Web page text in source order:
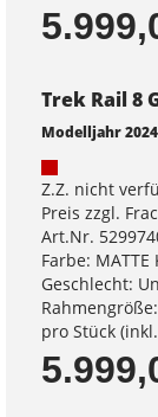
Trek Rail 8
Modelljahr 2024
Z.Z. nicht
Preis zzgl.
Art.Nr.
Farbe: MATTE
Geschlecht:
pro Stück